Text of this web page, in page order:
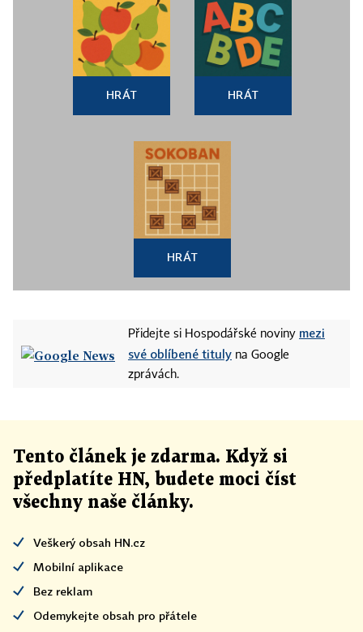
HRÁT HRÁT
HRÁT
Přidejte si Hospodářské noviny mezi
své oblíbené tituly na Google
zprávách.
Tento článek je zdarma. Když si
předplatíte HN, budete moci číst
všechny naše články.
Veškerý obsah HN.cz
Mobilní aplikace
Bez reklam
Odemykejte obsah pro přátele